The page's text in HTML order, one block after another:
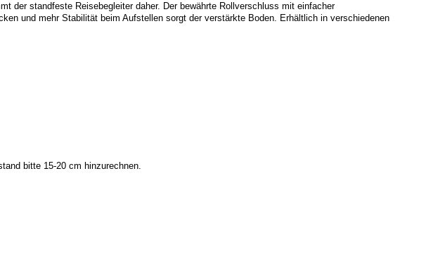
der standfeste Reisebegleiter daher. Der bewährte Rollverschluss mit einfacher
und mehr Stabilität beim Aufstellen sorgt der verstärkte Boden. Erhältlich in verschiedenen
bitte 15-20 cm hinzurechnen.